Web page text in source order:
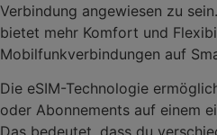
Verbindung angewiesen zu
bietet mehr Komfort und
Mobilfunkverbindungen auf
Die eSIM-Technologie
oder Abonnements auf einem